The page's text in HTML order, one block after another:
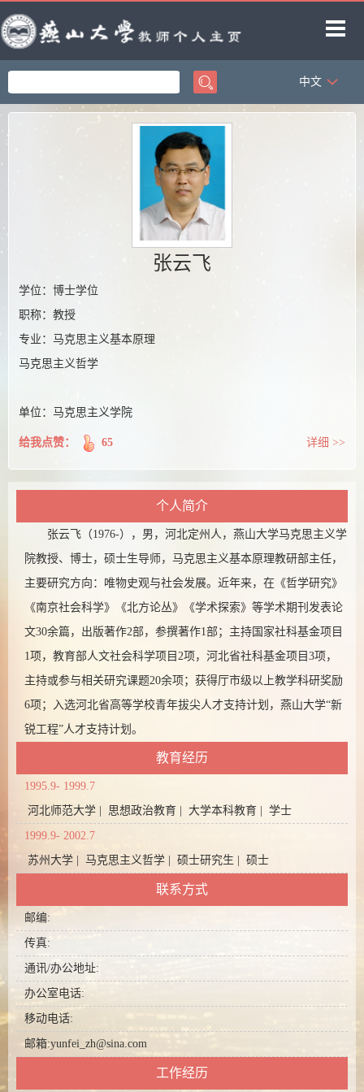
首页
科学研究
中文
张云飞
学位：博士学位
职称：教授
专业：马克思主义基本原理
马克思主义哲学
单位：马克思主义学院
给我点赞： 65 详细 >>
个人简介
张云飞（1976-），男，河北定州人，燕山大学马克思主义学
院教授、博士，硕士生导师，马克思主义基本原理教研部主任，
主要研究方向：唯物史观与社会发展。近年来，在《哲学研究》
《南京社会科学》《北方论丛》《学术探索》等学术期刊发表论
文30余篇，出版著作2部，参撰著作1部；主持国家社科基金项目
1项，教育部人文社会科学项目2项，河北省社科基金项目3项，
主持或参与相关研究课题20余项；获得厅市级以上教学科研奖励
6项；入选河北省高等学校青年拔尖人才支持计划，燕山大学“新
锐工程”人才支持计划。
教育经历
1995.9- 1999.7
河北师范大学 | 思想政治教育 | 大学本科教育 | 学士
1999.9- 2002.7
苏州大学 | 马克思主义哲学 | 硕士研究生 | 硕士
联系方式
邮编:
传真:
通讯/办公地址:
办公室电话:
移动电话:
邮箱:yunfei_zh@sina.com
工作经历